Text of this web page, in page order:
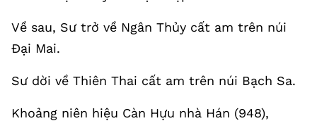
Về sau, Sư trở về Ngân Thủy cất am trên núi
Đại Mai.
Sư dời về Thiên Thai cất am trên núi Bạch Sa.
Khoảng niên hiệu Càn Hựu nhà Hán (948),